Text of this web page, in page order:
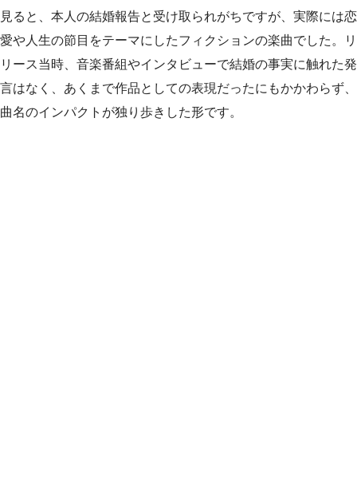
見ると、本人の結婚報告と受け取られがちですが、実際には恋
愛や人生の節目をテーマにしたフィクションの楽曲でした。リ
リース当時、音楽番組やインタビューで結婚の事実に触れた発
言はなく、あくまで作品としての表現だったにもかかわらず、
曲名のインパクトが独り歩きした形です。